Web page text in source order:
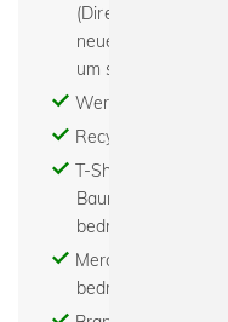
(Direct To Film)
neue Technologie
um sie auf fast
Werbemittel
Recycled - Bio -
T-Shirts
Baumwolltaschen
bedrucken
Merchandise
bedrucken